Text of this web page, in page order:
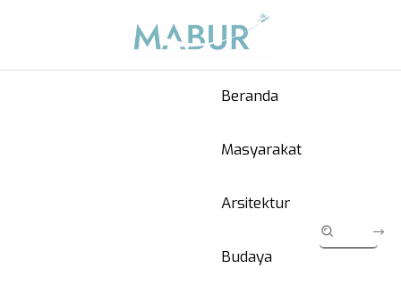
Beranda
Masyarakat
Arsitektur
Budaya